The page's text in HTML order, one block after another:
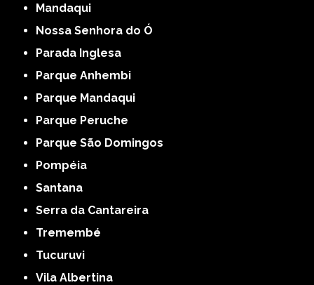
Mandaqui
Nossa Senhora do Ó
Parada Inglesa
Parque Anhembi
Parque Mandaqui
Parque Peruche
Parque São Domingos
Pompéia
Santana
Serra da Cantareira
Tremembé
Tucuruvi
Vila Albertina